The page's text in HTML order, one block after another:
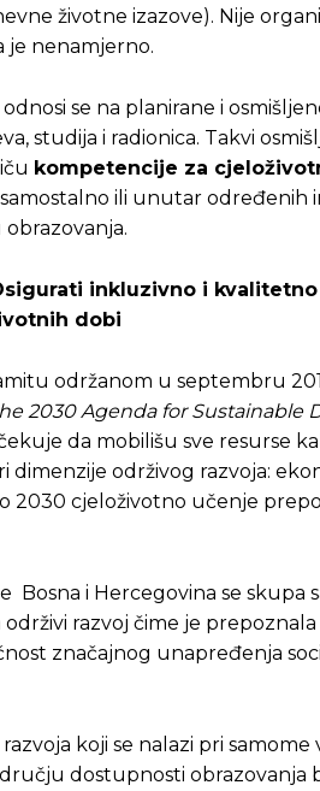
da vam se zahvalimo što
id=”7463”]
da vam se zahvalimo što
id=”7463”]
životne izazove). Nije
je nenamjerno.
se na planirane i
studija i radionica. Takvi
kompetencije za
ili unutar određenih
inkluzivno i
dobi
održanom u septembru
2030 Agenda for Sustainable
da mobilišu sve resurse
dimenzije održivog razvoja:
2030 cjeloživotno učenje
Bosna i Hercegovina se skupa
razvoj čime je
značajnog unapređenja
koji se nalazi pri
dostupnosti